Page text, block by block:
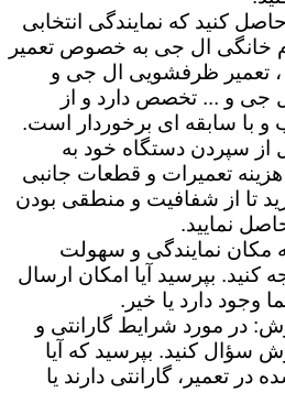
کنید که نمایندگی انتخابی
خانگی ال جی به خصوص تعمیر
تعمیر ظرفشویی ال جی و
جی و ... تخصص دارد و از
با سابقه ای برخوردار است.
از سپردن دستگاه خود به
هزینه تعمیرات و قطعات جانبی
تا از شفافیت و منطقی بودن
نمایید.
نمایندگی و سهولت
بپرسید آیا امکان ارسال
وجود دارد یا خیر.
در مورد شرایط گارانتی و
کنید. بپرسید که آیا
تعمیر، گارانتی دارند یا